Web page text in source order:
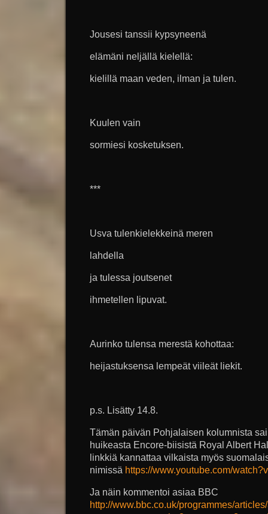
Jousesi tanssii kypsyneenä
elämäni neljällä kielellä:
kielillä maan veden, ilman ja tulen.
Kuulen vain
sormiesi kosketuksen.
***
Usva tulenkielekkeinä meren
lahdella
ja tulessa joutsenet
ihmetellen lipuvat.
Aurinko tulensa merestä kohottaa:
heijastuksensa lempeät viileät liekit.
p.s. Lisätty 14.8.
Tämän päivän Pohjalaisen kolumnista
huikeasta Encore-biisistä Royal Albert
linkkiä kannattaa vilkaista myös
nimissä https://www.youtube.com/
Ja näin kommentoi asiaa BBC
http://www.bbc.co.uk/programmes/